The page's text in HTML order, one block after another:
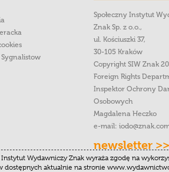
Społeczny Instytut
Znak Sp. z o.o.,
ul. Kościuszki 37,
30-105 Kraków
Copyright SIW Znak
Foreign Rights
Inspektor Ochrony
Osobowych
Magdalena Heczko
e-mail:
newsletter >>
Instytut Wydawniczy Znak wyraża zgodę na
dostępnych aktualnie na stronie